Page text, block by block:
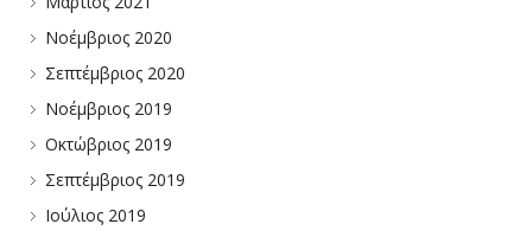
Νοέμβριος 2020
Σεπτέμβριος 2020
Νοέμβριος 2019
Οκτώβριος 2019
Σεπτέμβριος 2019
Ιούλιος 2019